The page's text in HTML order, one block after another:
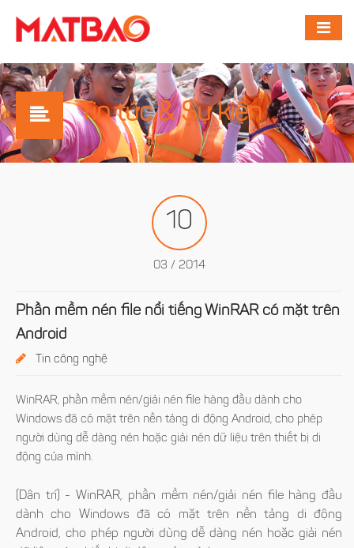
Tin tức & Sự kiện
10
03 / 2014
Phần mềm nén file nổi tiếng WinRAR có mặt trên
Android
Tin công nghệ
WinRAR, phần mềm nén/giải nén file hàng đầu dành cho
Windows đã có mặt trên nền tảng di động Android, cho phép
người dùng dễ dàng nén hoặc giải nén dữ liệu trên thiết bị di
động của mình.
(Dân trí) - WinRAR, phần mềm nén/giải nén file hàng đầu
dành cho Windows đã có mặt trên nền tảng di động
Android, cho phép người dùng dễ dàng nén hoặc giải nén